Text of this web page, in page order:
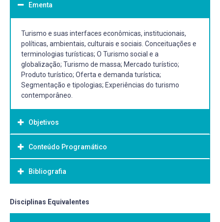
Ementa
Turismo e suas interfaces econômicas, institucionais,
políticas, ambientais, culturais e sociais. Conceituações e
terminologias turísticas; O Turismo social e a
globalização; Turismo de massa; Mercado turístico;
Produto turístico; Oferta e demanda turística;
Segmentação e tipologias; Experiências do turismo
contemporâneo.
Objetivos
Objetivo Geral:
O componente curricular visa reconhecer a importância
do Turismo como fenômeno social e atividade econômica
e futuro em um ordenamento socioeconômico.
Conteúdo Programático
Bibliografia
Bibliografia Básica:
BENI, Mario Carlos. Análise estrutural do turismo. 12. ed.
Disciplinas Equivalentes